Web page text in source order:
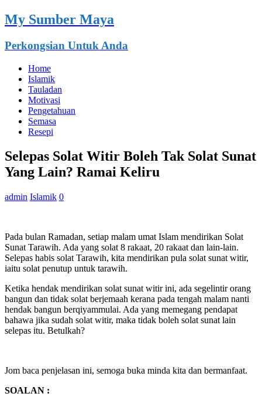
My Sumber Maya
Perkongsian Untuk Anda
Home
Islamik
Tauladan
Motivasi
Pengetahuan
Semasa
Resepi
Selepas Solat Witir Boleh Tak Solat Sunat
Yang Lain? Ramai Keliru
admin Islamik 0
Pada bulan Ramadan, setiap malam umat Islam mendirikan Solat
Sunat Tarawih. Ada yang solat 8 rakaat, 20 rakaat dan lain-lain.
Selepas habis solat Tarawih, kita mendirikan pula solat sunat witir,
iaitu solat penutup untuk tarawih.
Ketika hendak mendirikan solat sunat witir ini, ada segelintir orang
bangun dan tidak solat berjemaah kerana pada tengah malam nanti
hendak bangun berqiyammulai. Ada yang memegang pendapat
bahawa jika sudah solat witir, maka tidak boleh solat sunat lain
selepas itu. Betulkah?
Jom baca penjelasan ini, semoga buka minda kita dan bermanfaat.
SOALAN :